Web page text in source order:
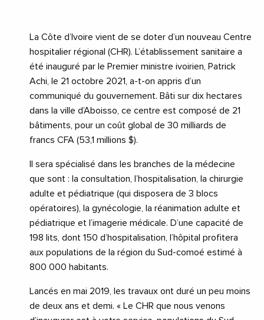
La Côte d’Ivoire vient de se doter d’un nouveau Centre
hospitalier régional (CHR). L’établissement sanitaire a
été inauguré par le Premier ministre ivoirien, Patrick
Achi, le 21 octobre 2021, a-t-on appris d’un
communiqué du gouvernement. Bâti sur dix hectares
dans la ville d’Aboisso, ce centre est composé de 21
bâtiments, pour un coût global de 30 milliards de
francs CFA (53,1 millions $).
Il sera spécialisé dans les branches de la médecine
que sont : la consultation, l’hospitalisation, la chirurgie
adulte et pédiatrique (qui disposera de 3 blocs
opératoires), la gynécologie, la réanimation adulte et
pédiatrique et l’imagerie médicale. D’une capacité de
198 lits, dont 150 d’hospitalisation, l’hôpital profitera
aux populations de la région du Sud-comoé estimé à
800 000 habitants.
Lancés en mai 2019, les travaux ont duré un peu moins
de deux ans et demi. « Le CHR que nous venons